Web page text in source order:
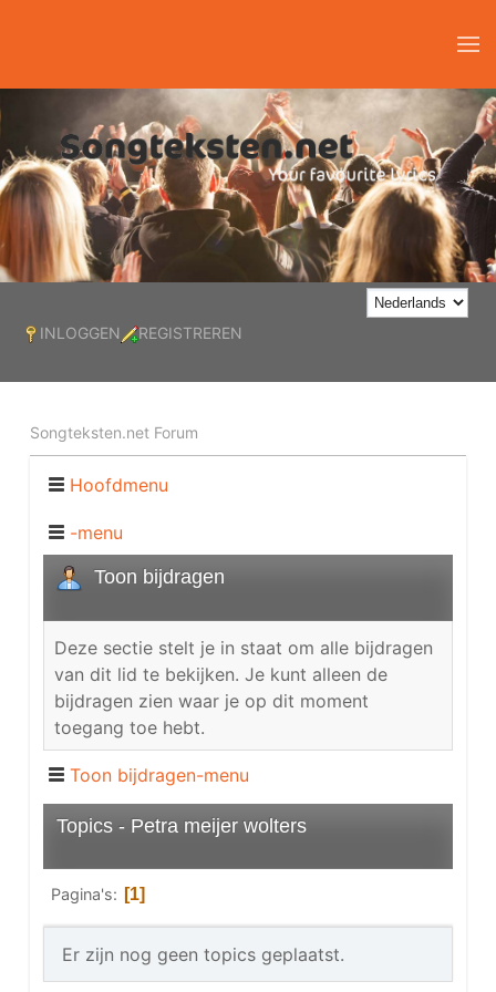
INLOGGEN REGISTREREN
Songteksten.net Forum
Hoofdmenu
-menu
Toon bijdragen
Deze sectie stelt je in staat om alle bijdragen
van dit lid te bekijken. Je kunt alleen de
bijdragen zien waar je op dit moment
toegang toe hebt.
Toon bijdragen-menu
Topics - Petra meijer wolters
Pagina's 1
Er zijn nog geen topics geplaatst.